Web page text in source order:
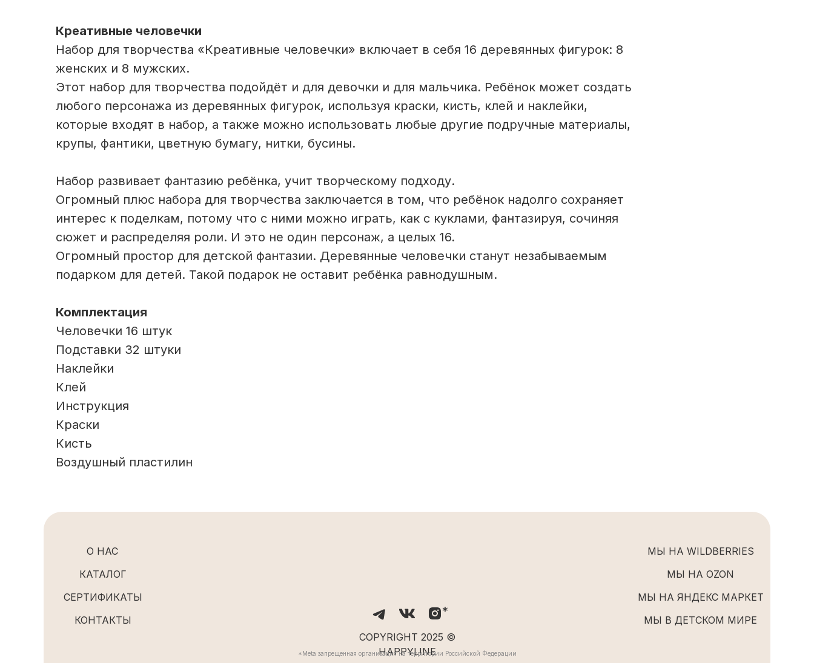
Креативные человечки
Набор для творчества «Креативные человечки» включает в себя 16 деревянных фигурок: 8
женских и 8 мужских.
Этот набор для творчества подойдёт и для девочки и для мальчика. Ребёнок может создать
любого персонажа из деревянных фигурок, используя краски, кисть, клей и наклейки,
которые входят в набор, а также можно использовать любые другие подручные материалы,
крупы, фантики, цветную бумагу, нитки, бусины.
Набор развивает фантазию ребёнка, учит творческому подходу.
Огромный плюс набора для творчества заключается в том, что ребёнок надолго сохраняет
интерес к поделкам, потому что с ними можно играть, как с куклами, фантазируя, сочиняя
сюжет и распределяя роли. И это не один персонаж, а целых 16.
Огромный простор для детской фантазии. Деревянные человечки станут незабываемым
подарком для детей. Такой подарок не оставит ребёнка равнодушным.
Комплектация
Человечки 16 штук
Подставки 32 штуки
Наклейки
Клей
Инструкция
Краски
Кисть
Воздушный пластилин
МЫ НА OZON
МЫ НА ЯНДЕКС МАРКЕТ
МЫ В ДЕТСКОМ МИРЕ
КОНТАКТЫ
СЕРТИФИКАТЫ
МЫ НА WILDBERRIES
КАТАЛОГ
О НАС
COPYRIGHT 2025 ©
HAPPYLINE
*
*Meta запрещенная организация на территории Российской Федерации